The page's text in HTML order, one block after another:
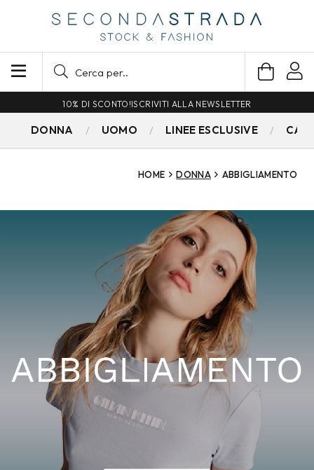
SPEDIZIONE GRATUITA PER ORDINI SUPERIORI A 79€
DONNA UOMO LINEE ESCLUSIVE
HOME DONNA ABBIGLIAMENTO